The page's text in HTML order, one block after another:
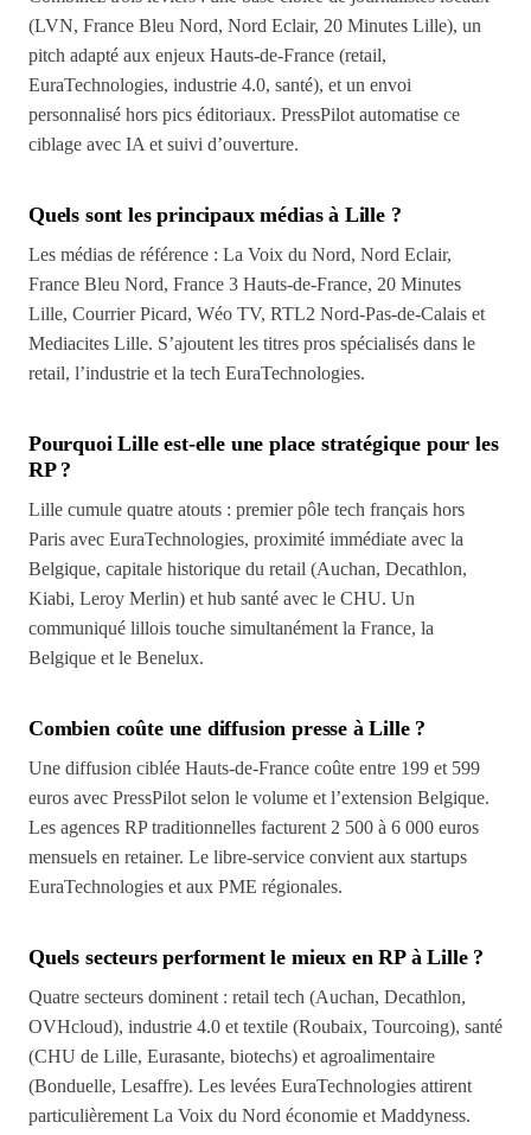
(LVN, France Bleu Nord, Nord Eclair, 20 Minutes Lille), un
pitch adapté aux enjeux Hauts-de-France (retail,
EuraTechnologies, industrie 4.0, santé), et un envoi
personnalisé hors pics éditoriaux. PressPilot automatise ce
ciblage avec IA et suivi d’ouverture.
Quels sont les principaux médias à Lille ?
Les médias de référence : La Voix du Nord, Nord Eclair,
France Bleu Nord, France 3 Hauts-de-France, 20 Minutes
Lille, Courrier Picard, Wéo TV, RTL2 Nord-Pas-de-Calais et
Mediacites Lille. S’ajoutent les titres pros spécialisés dans le
retail, l’industrie et la tech EuraTechnologies.
Pourquoi Lille est-elle une place stratégique pour les
RP ?
Lille cumule quatre atouts : premier pôle tech français hors
Paris avec EuraTechnologies, proximité immédiate avec la
Belgique, capitale historique du retail (Auchan, Decathlon,
Kiabi, Leroy Merlin) et hub santé avec le CHU. Un
communiqué lillois touche simultanément la France, la
Belgique et le Benelux.
Combien coûte une diffusion presse à Lille ?
Une diffusion ciblée Hauts-de-France coûte entre 199 et 599
euros avec PressPilot selon le volume et l’extension Belgique.
Les agences RP traditionnelles facturent 2 500 à 6 000 euros
mensuels en retainer. Le libre-service convient aux startups
EuraTechnologies et aux PME régionales.
Quels secteurs performent le mieux en RP à Lille ?
Quatre secteurs dominent : retail tech (Auchan, Decathlon,
OVHcloud), industrie 4.0 et textile (Roubaix, Tourcoing), santé
(CHU de Lille, Eurasante, biotechs) et agroalimentaire
(Bonduelle, Lesaffre). Les levées EuraTechnologies attirent
particulièrement La Voix du Nord économie et Maddyness.